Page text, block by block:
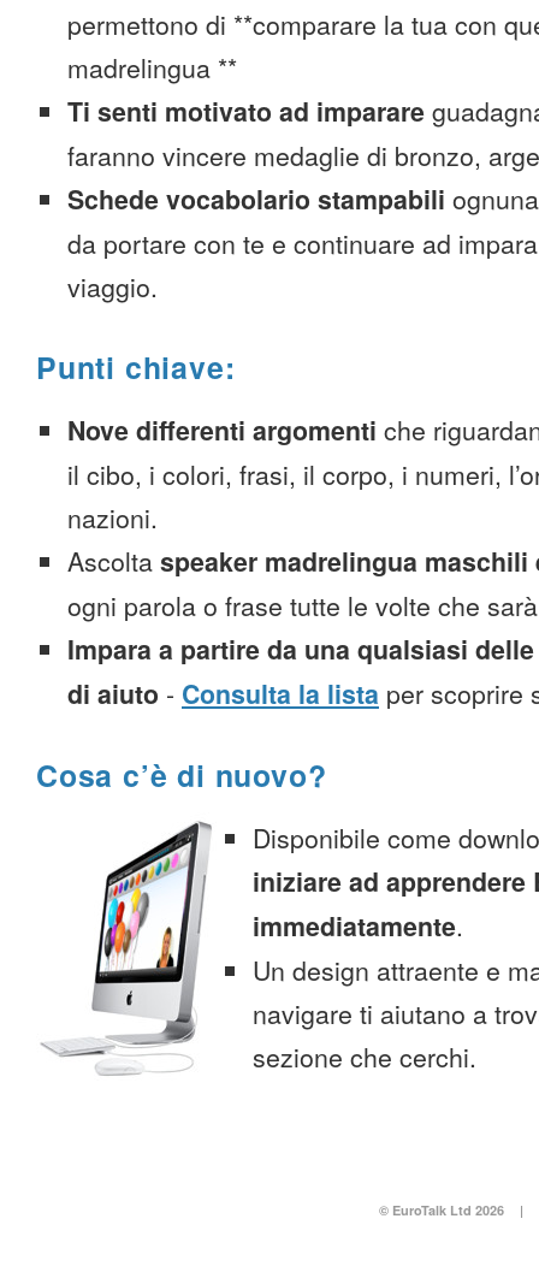
permettono di **comparare la tua con
madrelingua **
Ti senti motivato ad imparare
faranno vincere medaglie di bronzo,
Schede vocabolario stampabili
da portare con te e continuare ad
viaggio.
Punti chiave:
Nove differenti argomenti che
il cibo, i colori, frasi, il corpo, i numeri,
nazioni.
Ascolta speaker madrelingua maschili
ogni parola o frase tutte le volte che
Impara a partire da una qualsiasi
di aiuto - Consulta la lista per scoprire
Cosa c’è di nuovo?
Disponibile come
iniziare ad apprendere
immediatamente.
Un design attraente e
navigare ti aiutano a
sezione che cerchi.
© EuroTalk Ltd 2026 |